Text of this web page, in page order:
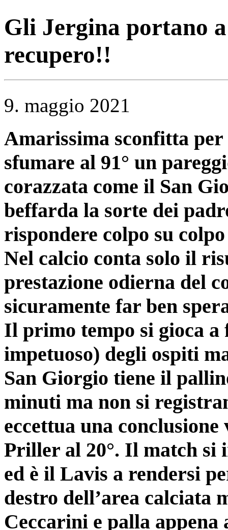
Gli Jergina portano
recupero!!
9. maggio 2021
Amarissima sconfitta
sfumare al 91° un
corazzata come il San
beffarda la sorte dei
rispondere colpo su
Nel calcio conta solo il
prestazione odierna del
sicuramente far ben
Il primo tempo si gioca
impetuoso) degli ospiti
San Giorgio tiene il
minuti ma non si
eccettua una
Priller al 20°. Il match si
ed è il Lavis a rendersi
destro dell’area calciata
Ceccarini e palla